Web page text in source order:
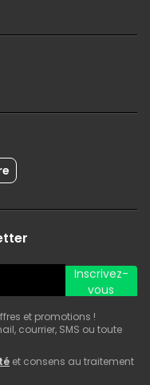
Inscrivez-
vous
et promotions !
courrier, SMS ou toute
et consens au traitement